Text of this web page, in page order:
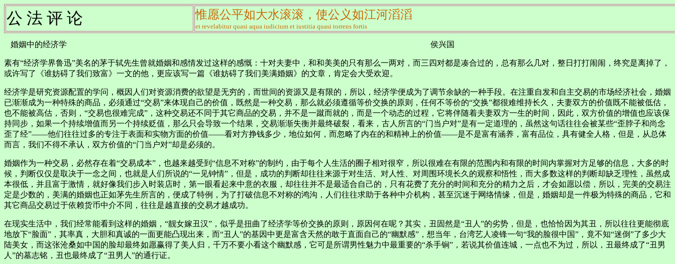
公 法 评 论 惟愿公平如大水滚滚，使公义如江河滔滔
et revelabitur quasi aqua iudicium et iustitia quasi torrens fortis
婚姻中的经济学 侯兴国
素有“经济学界鲁迅”美名的茅于轼先生曾就婚姻和感情发过这样的感慨：十对夫妻中，和和美美的只有那么一两对，而三四对都是凑合过的，总有那么几对，整日打打闹闹，终究是离掉了，
或许写了《谁妨碍了我们致富》一文的他，更应该写一篇《谁妨碍了我们美满婚姻》的文章，肯定会大受欢迎。
经济学是研究资源配置的学问，概因人们对资源消费的欲望是无穷的，而世间的资源又是有限的，所以，经济学便成为了调节余缺的一种手段。在注重自发和自主交易的市场经济社会，婚姻
已渐渐成为一种特殊的商品，必须通过“交易”来体现自己的价值，既然是一种交易，那么就必须遵循等价交换的原则，任何不等价的“交换”都很难维持长久，夫妻双方的价值既不能被低估，
也不能被高估，否则，“交易也很难完成”，这种交易还不同于其它商品的交易，并不是一蹴而就的，而是一个动态的过程，它将伴随着夫妻双方一生的时间，因此，双方价值的增值也应该保
持同步，如果一个持续增值而另一个持续贬值，那么只会导致一个结果，交易渐渐失衡并最终破裂，看来，古人所言的“门当户对”是有一定道理的，虽然这句话往往会被某些“歪脖子和尚念
歪了经”——他们往往过多的专注于表面和实物方面的价值——看对方挣钱多少，地位如何，而忽略了内在的和精神上的价值——是不是富有涵养，富有品位，具有健全人格，但是，从总体
而言，我们不得不承认，双方价值的“门当户对”却是必须的。
婚姻作为一种交易，必然存在着“交易成本”，也越来越受到“信息不对称”的制约，由于每个人生活的圈子相对很窄，所以很难在有限的范围内和有限的时间内掌握对方足够的信息，大多的时
候，判断仅仅是取决于一念之间，也就是人们所说的“一见钟情”，但是，成功的判断却往往来源于对生活、对人性、对周围环境长久的观察和悟性，而大多数这样的判断却缺乏理性，虽然成
本很低，并且富于激情，就好像我们步入时装店时，第一眼看起来中意的衣服，却往往并不是最适合自己的，只有花费了充分的时间和充分的精力之后，才会如愿以偿，所以，完美的交易注
定是少数的，美满的婚姻也正如茅先生所言的，便成了特例，为了打破信息不对称的鸿沟，人们往往求助于各种中介机构，甚至沉迷于网络情缘，但是，婚姻却是一件极为特殊的商品，它和
其它商品交易过于依赖货币中介不同，往往是越直接的交易才越成功。
在现实生活中，我们经常能看到这样的婚姻，“靓女嫁丑汉”，似乎是扭曲了经济学等价交换的原则，原因何在呢？其实，丑固然是“丑人”的劣势，但是，也恰恰因为其丑，所以往往更能彻底
地放下“脸面”，其率真，大胆和真诚的一面更能凸现出来，而“丑人”的基因中更是富含天然的敢于直面自己的“幽默感”，想当年，台湾艺人凌锋一句“我的脸很中国”，竟不知“迷倒”了多少大
陆美女，而这张沧桑如中国的脸却最终如愿赢得了美人归，千万不要小看这个幽默感，它可是所谓男性魅力中最重要的“杀手锏”，若说其价值连城，一点也不为过，所以，丑最终成了“丑男
人”的墓志铭，丑也最终成了“丑男人”的通行证。